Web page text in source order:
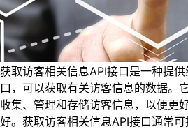
获取访客相关信息API接口是一种提
口，可以获取有关访客信息的数据。
收集、管理和存储访客信息，以便更
好。获取访客相关信息API接口通常